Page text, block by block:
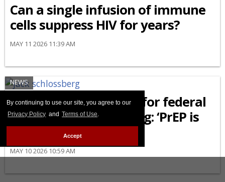
By continuing to use our site, you agree to our
Privacy Policy and Terms of Use.
Accept
Can a single infusion of immune
cells suppress HIV for years?
MAY 11 2026 11:39 AM
NEWS
Jack Schlossberg calls for federal
HIV prevention funding: ‘PrEP is
not a luxury drug’
MAY 10 2026 10:59 AM